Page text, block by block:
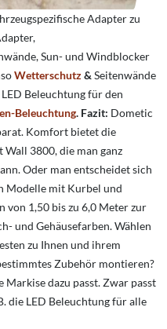
Adapter zu
,
Sun- und Windblocker
Wetterschutz& Seitenwände
Beleuchtung für den
Beleuchtung. Fazit: Dometic
Komfort bietet die
3800, die man ganz
Oder man entscheidet sich
Modelle mit Kurbel und
von 1,50 bis zu 6,0 Meter zur
und Gehäusefarben. Wählen
zu Ihnen und ihrem
Zubehör montieren?
dazu passt. Zwar passt
die LED Beleuchtung für alle